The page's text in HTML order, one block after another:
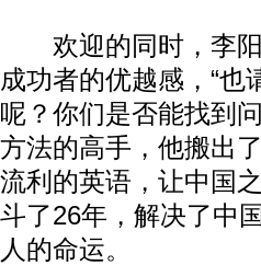
欢迎的同时，李阳
成功者的优越感，“
呢？你们是否能找到
方法的高手，他搬出
流利的英语，让中国
斗了26年，解决了中
人的命运。